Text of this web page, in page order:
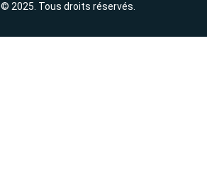
© 2025. Tous droits réservés.